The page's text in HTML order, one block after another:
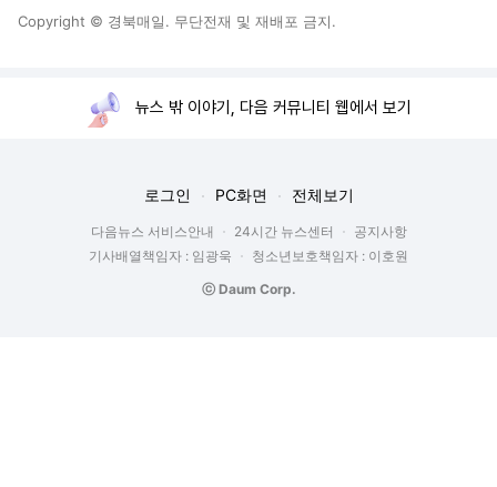
Copyright © 경북매일. 무단전재 및 재배포 금지.
뉴스 밖 이야기, 다음 커뮤니티 웹에서 보기
로그인 PC화면 전체보기
다음뉴스 서비스안내 24시간 뉴스센터
공지사항
기사배열책임자 : 임광욱
청소년보호책임자 : 이호원
ⓒ Daum Corp.